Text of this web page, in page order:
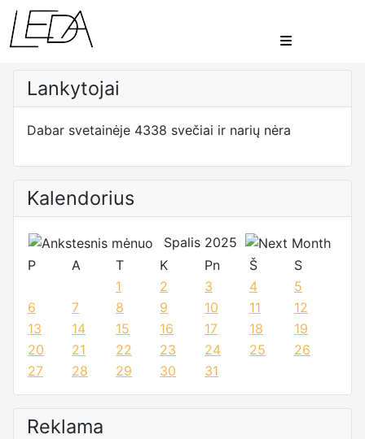
Lankytojai
Dabar svetainėje 4338 svečiai ir narių nėra
Kalendorius
Spalis 2025
P
A T K Pn Š
S
1
2 3 4
5
6
7 8 9 10 11
12
13
14 15 16 17 18
19
20
21 22 23 24 25
26
27
28 29 30 31
Reklama